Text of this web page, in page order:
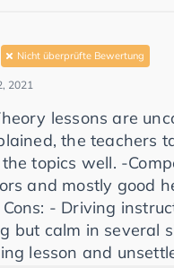
Nicht überprüfte Bewertung
2021
lessons are
the teachers
topics well. -
and mostly good
Cons: - Driving
but calm in several
lesson and